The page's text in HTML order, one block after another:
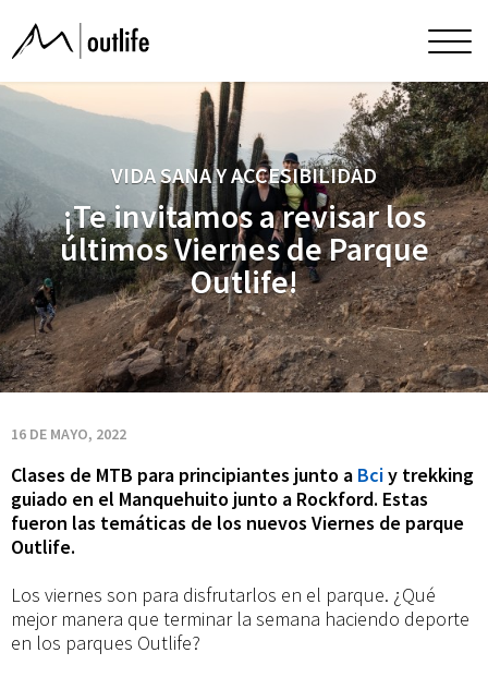
¡Te
invitamos
a
revisar
los
últimos
Viernes
de
Parque
Outlife!
Menu
VIDA SANA Y ACCESIBILIDAD
¡Te invitamos a revisar los
últimos Viernes de Parque
Outlife!
16 DE MAYO, 2022
Clases de MTB para principiantes junto a Bciy trekking
guiado en el Manquehuito junto a Rockford. Estas
fueron las temáticas de los nuevos Viernes de parque
Outlife.
Los viernes son para disfrutarlos en el parque. ¿Qué
mejor manera que terminar la semana haciendo deporte
en los parques Outlife?